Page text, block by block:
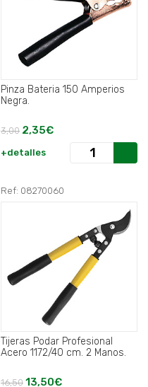
Pinza Bateria 150 Amperios
Negra.
3,00 2,35€
+detalles
Ref: 08270060
Tijeras Podar Profesional
Acero 1172/40 cm. 2 Manos.
16,50 13,50€